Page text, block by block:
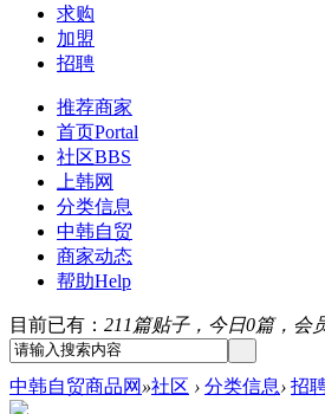
求购
加盟
招聘
推荐商家
首页Portal
社区BBS
上韩网
分类信息
中韩自贸
商家动态
帮助Help
目前已有： 211篇贴子，今日0篇，会
中韩自贸商品网 »社区 › 分类信息› 招